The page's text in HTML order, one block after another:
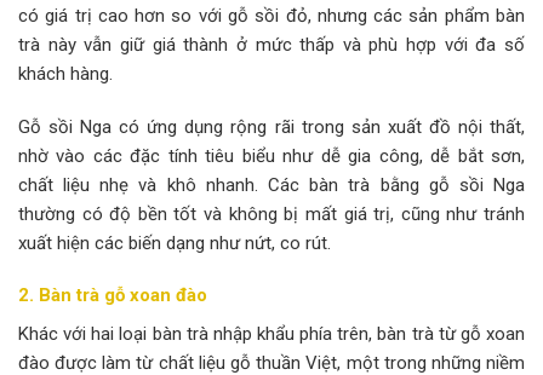
có giá trị cao hơn so với gỗ sồi đỏ, nhưng các sản phẩm bàn
trà này vẫn giữ giá thành ở mức thấp và phù hợp với đa số
khách hàng.
Gỗ sồi Nga có ứng dụng rộng rãi trong sản xuất đồ nội thất,
nhờ vào các đặc tính tiêu biểu như dễ gia công, dễ bắt sơn,
chất liệu nhẹ và khô nhanh. Các bàn trà bằng gỗ sồi Nga
thường có độ bền tốt và không bị mất giá trị, cũng như tránh
xuất hiện các biến dạng như nứt, co rút.
2. Bàn trà gỗ xoan đào
Khác với hai loại bàn trà nhập khẩu phía trên, bàn trà từ gỗ xoan
đào được làm từ chất liệu gỗ thuần Việt, một trong những niềm